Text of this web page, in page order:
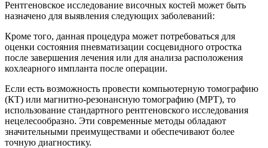
Рентгеновское исследование височных костей может быть
назначено для выявления следующих заболеваний:
Кроме того, данная процедура может потребоваться для
оценки состояния пневматизации сосцевидного отростка
после завершения лечения или для анализа расположения
кохлеарного импланта после операции.
Если есть возможность провести компьютерную томографию
(КТ) или магнитно-резонансную томографию (МРТ), то
использование стандартного рентгеновского исследования
нецелесообразно. Эти современные методы обладают
значительными преимуществами и обеспечивают более
точную диагностику.